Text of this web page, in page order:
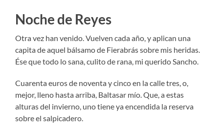
Noche de Reyes
Otra vez han venido. Vuelven cada año, y aplican una
capita de aquel bálsamo de Fierabrás sobre mis heridas.
Ése que todo lo sana, culito de rana, mi querido Sancho.
Cuarenta euros de noventa y cinco en la calle tres, o,
mejor, lleno hasta arriba, Baltasar mío. Que, a estas
alturas del invierno, uno tiene ya encendida la reserva
sobre el salpicadero.